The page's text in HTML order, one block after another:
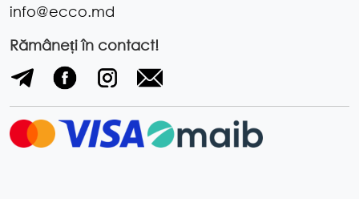
info@ecco.md
Rămâneți în contact!